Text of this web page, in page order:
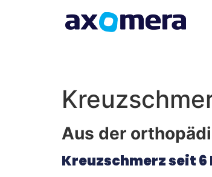
Aus der
Kreuzschmerz seit 6